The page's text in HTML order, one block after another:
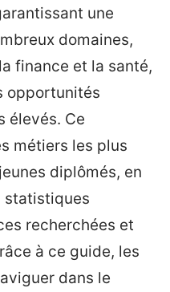
une
domaines,
finance et la santé,
opportunités
élevés. Ce
métiers les plus
diplômés, en
statistiques
recherchées et
à ce guide, les
dans le